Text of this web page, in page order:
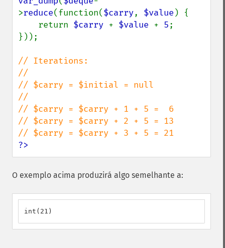
>reduce(function($carry, $value ) {
    return
$carry + $value + 5;
}));
// Iterations:
//
// $carry = $initial = null
//
// $carry = $carry + 1 + 5 =  6
// $carry = $carry + 2 + 5 = 13
?>
O exemplo acima produzirá algo semelhante a:
int(21)